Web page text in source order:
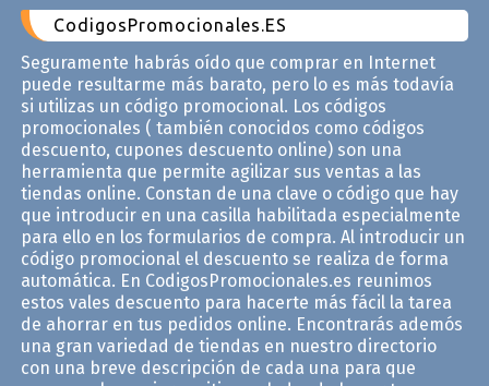
CodigosPromocionales.ES
Seguramente habrás oído que comprar en Internet
puede resultarme más barato, pero lo es más todavía
si utilizas un código promocional. Los códigos
promocionales ( también conocidos como códigos
descuento, cupones descuento online) son una
herramienta que permite agilizar sus ventas a las
tiendas online. Constan de una clave o código que hay
que introducir en una casilla habilitada especialmente
para ello en los formularios de compra. Al introducir un
código promocional el descuento se realiza de forma
automática. En CodigosPromocionales.es reunimos
estos vales descuento para hacerte más fácil la tarea
de ahorrar en tus pedidos online. Encontrarás ademós
una gran variedad de tiendas en nuestro directorio
con una breve descripción de cada una para que